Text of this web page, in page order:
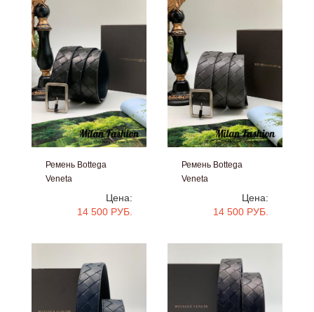
Ремень Bottega
Veneta
Цена:
14 500 РУБ.
Ремень Bottega
Veneta
Цена:
14 500 РУБ.